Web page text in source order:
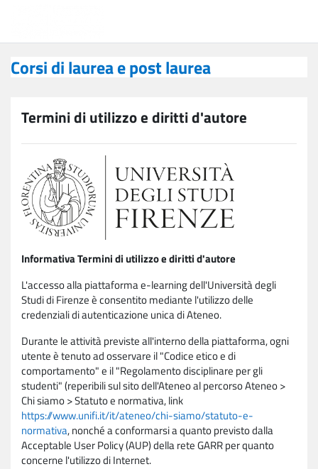
Corsi di laurea e post laurea
Termini di utilizzo e diritti d'autore
Informativa Termini di utilizzo e diritti d'autore
L'accesso alla piattaforma e-learning dell'Università degli
Studi di Firenze è consentito mediante l'utilizzo delle
credenziali di autenticazione unica di Ateneo.
Durante le attività previste all'interno della piattaforma, ogni
utente è tenuto ad osservare il "Codice etico e di
comportamento" e il "Regolamento disciplinare per gli
studenti" (reperibili sul sito dell'Ateneo al percorso Ateneo >
Chi siamo > Statuto e normativa, link
https://www.unifi.it/it/ateneo/chi-siamo/statuto-e-
normativa, nonché a conformarsi a quanto previsto dalla
Acceptable User Policy (AUP) della rete GARR per quanto
concerne l'utilizzo di Internet.